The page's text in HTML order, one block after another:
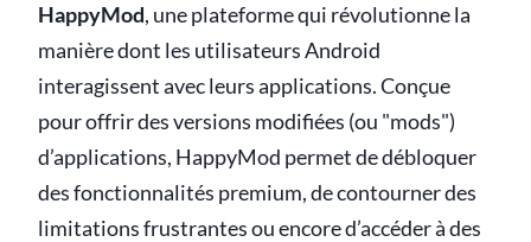
HappyMod, une plateforme qui révolutionne la
manière dont les utilisateurs Android
interagissent avec leurs applications. Conçue
pour offrir des versions modifiées (ou "mods")
d’applications, HappyMod permet de débloquer
des fonctionnalités premium, de contourner des
limitations frustrantes ou encore d’accéder à des